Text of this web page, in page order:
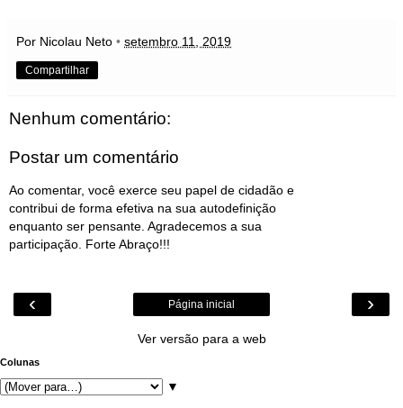
Por Nicolau Neto • setembro 11, 2019
Compartilhar
Nenhum comentário:
Postar um comentário
Ao comentar, você exerce seu papel de cidadão e
contribui de forma efetiva na sua autodefinição
enquanto ser pensante. Agradecemos a sua
participação. Forte Abraço!!!
‹ ›
Página inicial
Ver versão para a web
Colunas
▼